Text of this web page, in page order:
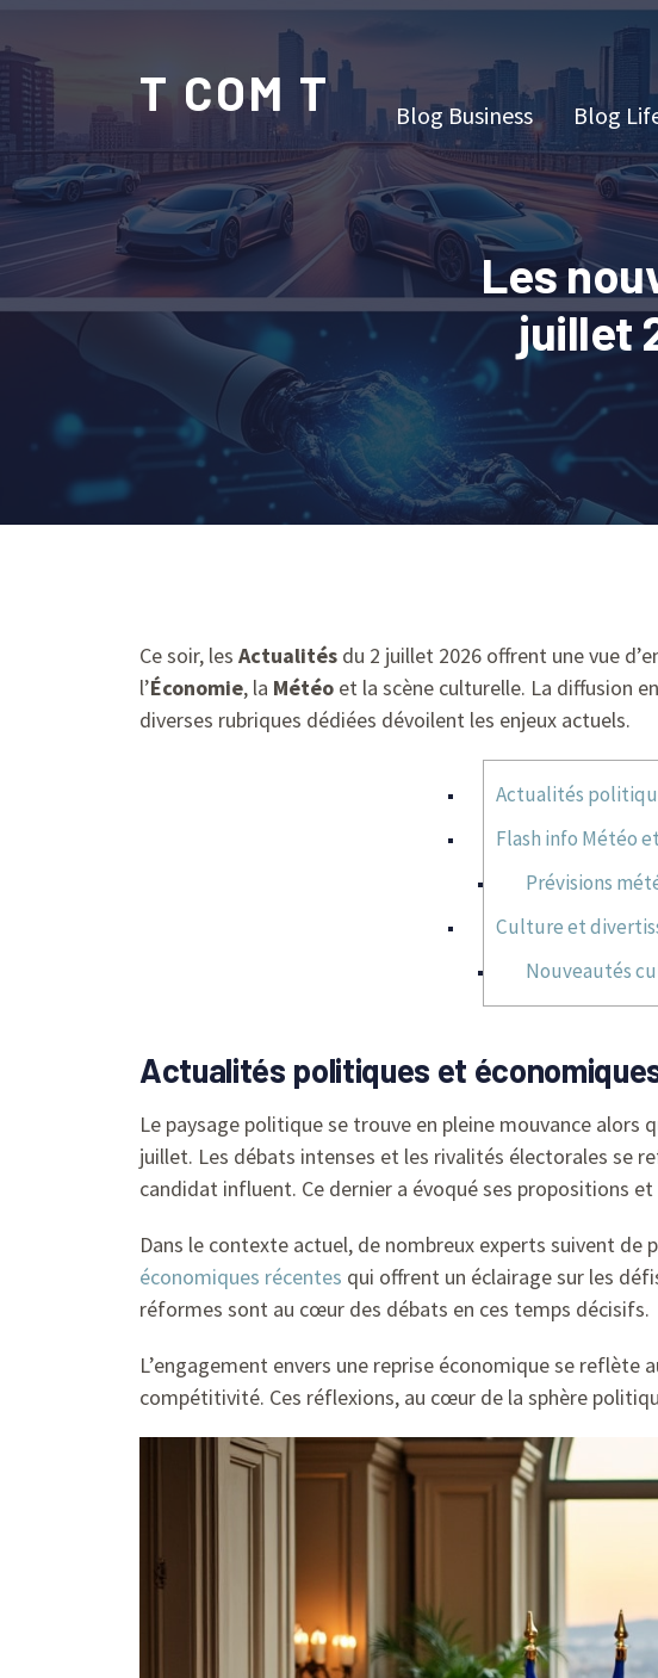
T COM T Blog Business Blog
Les
juillet
Ce soir, les Actualités du 2 juillet 2026 offrent une vue
l’Économie, la Météo et la scène culturelle. La diffusion
diverses rubriques dédiées dévoilent les enjeux actuels.
Actualités
Flash info Météo
Prévisions
Culture et
Nouveautés
Actualités politiques et
Le paysage politique se trouve en pleine mouvance alors
juillet. Les débats intenses et les rivalités électorales se
candidat influent. Ce dernier a évoqué ses propositions
Dans le contexte actuel, de nombreux experts suivent de
économiques récentes qui offrent un éclairage sur les
réformes sont au cœur des débats en ces temps décisifs.
L’engagement envers une reprise économique se
compétitivité. Ces réflexions, au cœur de la sphère